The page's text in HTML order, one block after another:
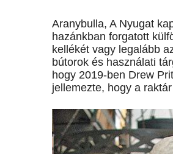
Aranybulla, A Nyugat
hazánkban forgatott
kellékét vagy legalább
bútorok és használati
hogy 2019-ben Drew
jellemezte, hogy a